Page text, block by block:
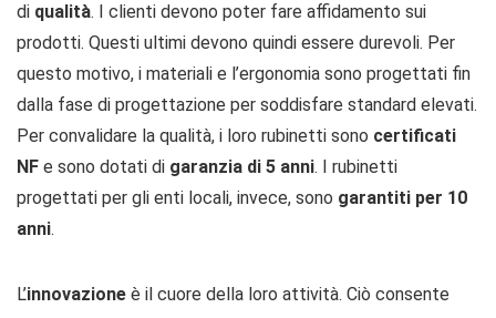
di qualità. I clienti devono poter fare affidamento sui
prodotti. Questi ultimi devono quindi essere durevoli. Per
questo motivo, i materiali e l’ergonomia sono progettati fin
dalla fase di progettazione per soddisfare standard elevati.
Per convalidare la qualità, i loro rubinetti sono certificati
NF e sono dotati di garanzia di 5 anni. I rubinetti
progettati per gli enti locali, invece, sono garantiti per 10
anni.
L’innovazione è il cuore della loro attività. Ciò consente